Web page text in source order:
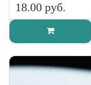
18.00 руб.